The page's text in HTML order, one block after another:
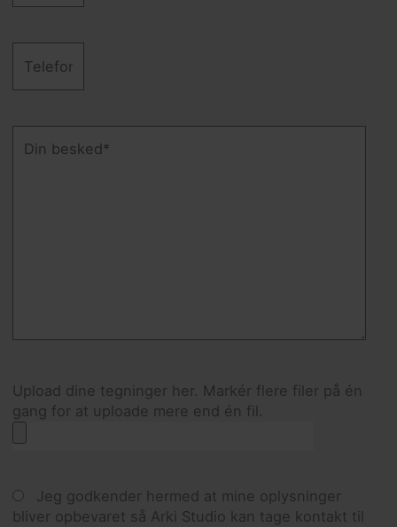
Upload dine tegninger her. Markér flere filer på én
gang for at uploade mere end én fil.
Jeg godkender hermed at mine oplysninger
bliver opbevaret så Arki Studio kan tage kontakt til